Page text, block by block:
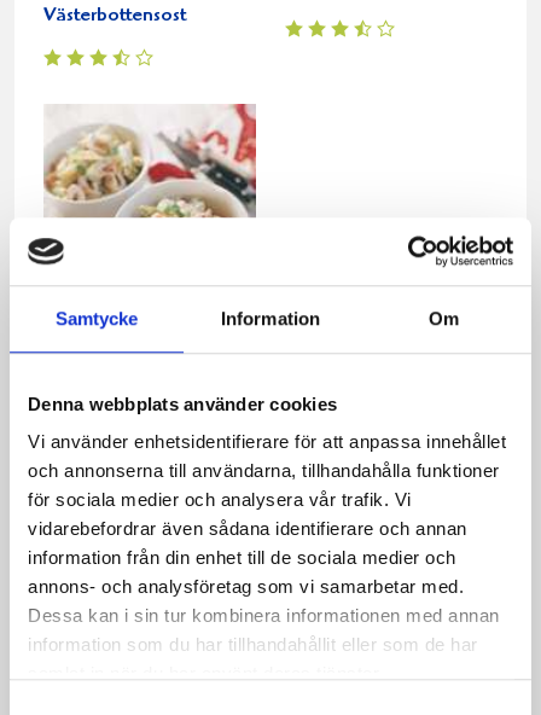
Samtycke Information Om
Denna webbplats använder cookies
Vi använder enhetsidentifierare för att anpassa innehållet
och annonserna till användarna, tillhandahålla funktioner
för sociala medier och analysera vår trafik. Vi
vidarebefordrar även sådana identifierare och annan
information från din enhet till de sociala medier och
annons- och analysföretag som vi samarbetar med.
Dessa kan i sin tur kombinera informationen med annan
information som du har tillhandahållit eller som de har
Västerbottensost
Relaterade recept:
med grillad kyckling grillad kyckling
pastasallad kyckling grillad
pastas
grilla
sallad pasta grill
DelaDelaDelaDelaSkriv